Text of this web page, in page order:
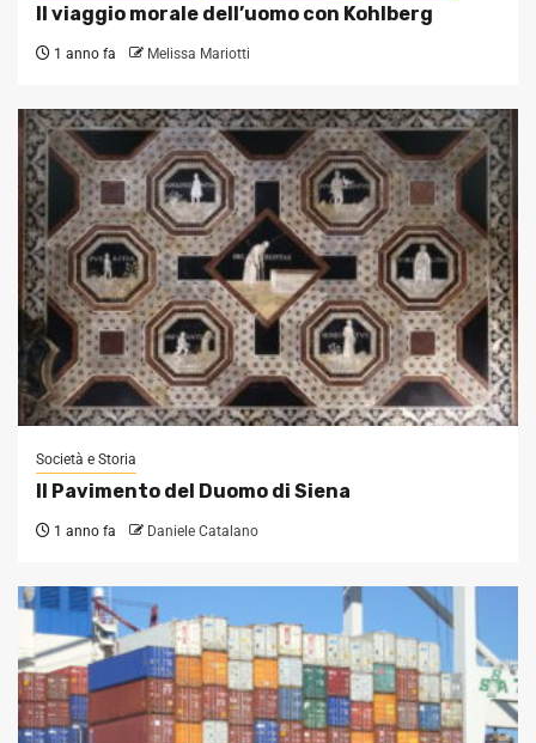
Il viaggio morale dell’uomo con Kohlberg
1 anno fa Melissa Mariotti
Società e Storia
Il Pavimento del Duomo di Siena
1 anno fa Daniele Catalano